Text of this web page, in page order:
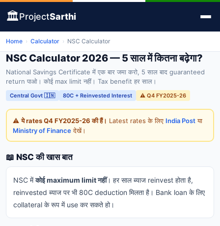
🏛️ProjectSarthi
Home › Calculator › NSC Calculator
NSC Calculator 2026 — 5 साल में कितना बढ़ेगा?
National Savings Certificate में एक बार जमा करो, 5 साल बाद guaranteed
return पाओ। कोई max limit नहीं। Tax benefit हर साल।
Central Govt 🇮🇳 80C + Reinvested Interest ⚠️ Q4 FY2025-26
⚠️ये rates Q4 FY2025-26 की हैं। Latest rates के लिए India Postया
Ministry of Financeदेखें।
📖 NSC की खास बात
NSC मेंकोई maximum limit नहीं। हर साल ब्याज reinvest होता है,
reinvested ब्याज पर भी 80C deduction मिलता है। Bank loan के लिए
collateral के रूप में use कर सकते हो।